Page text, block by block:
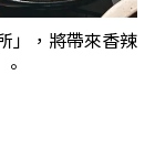
」，將帶來香辣